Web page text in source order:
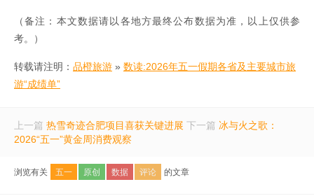
（备注：本文数据请以各地方最终公布数据为准，以上仅供参
考。）
转载请注明： 品橙旅游 » 数读:2026年五一假期各省及主要城市旅
游“成绩单”
上一篇 热雪奇迹合肥项目喜获关键进展 下一篇 冰与火之歌：
2026“五一”黄金周消费观察
浏览有关 五一 原创 数据 评论 的文章